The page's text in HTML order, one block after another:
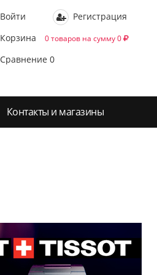
Войти
Регистрация
Корзина
0 товаров на сумму 0
Сравнение 0
Контакты и магазины